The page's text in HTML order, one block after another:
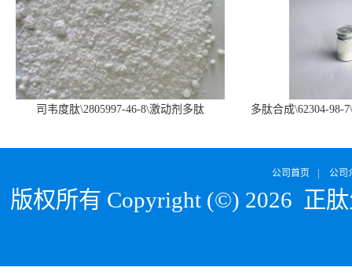
司韦度肽\2805997-46-8\激动剂多肽
多肽合成\62304-98-
公司首页 公司
版权所有 Copyright (©) 2026 正